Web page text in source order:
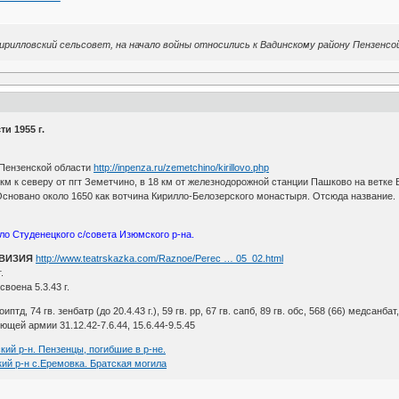
сельсовет, на начало войны относились к Вадинскому району
1955 г.
областиhttp://inpenza.ru/zemetchino/kirillovo.php
к северу от пгт Земетчино, в 18 км от железнодорожной станции Пашково на
около 1650 как вотчина Кирилло-Белозерского монастыря. Отсюда название.
Студенецкого с/совета Изюмского р-на.
http://www.teatrskazka.com/Raznoe/Perec … 05_02.html
5.3.43 г.
74 гв. зенбатр (до 20.4.43 г.), 59 гв. рр, 67 гв. сапб, 89 гв. обс, 568 (66)
армии 31.12.42-7.6.44, 15.6.44-9.5.45
р-н. Пензенцы, погибшие в р-не.
р-н с.Еремовка. Братская могила